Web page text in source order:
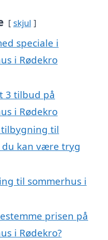
skjul
speciale i
i Rødekro
3 tilbud på
i Rødekro
til
du kan være tryg
til sommerhus i
prisen på
i Rødekro?